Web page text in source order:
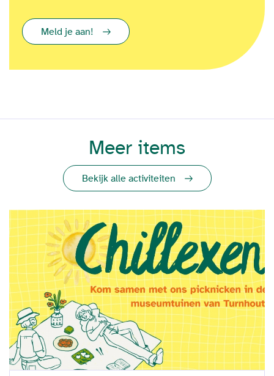
Meld je aan!
Meer items
Bekijk alle activiteiten